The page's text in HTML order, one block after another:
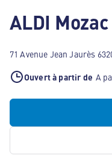
ALDI Mozac
71 Avenue Jean Jaurès
Ouvert à partir de A